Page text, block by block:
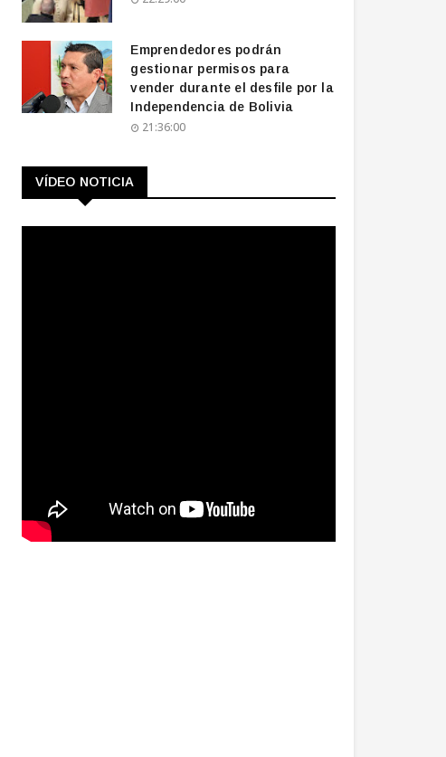
Emprendedores podrán
gestionar permisos para
vender durante el desfile por la
Independencia de Bolivia
21:36:00
VÍDEO NOTICIA